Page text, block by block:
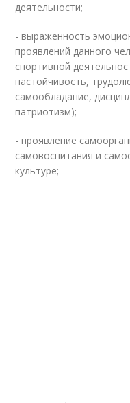
деятельности;
- выраженность
проявлений данного
спортивной
настойчивость,
самообладание,
патриотизм);
- проявление
самовоспитания и
культуре;